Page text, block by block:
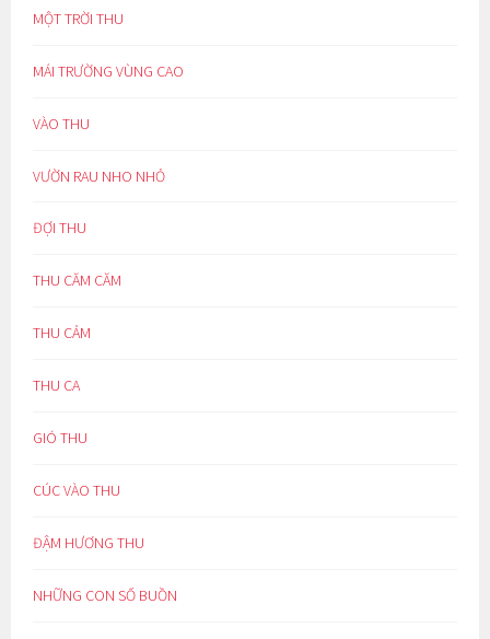
MỘT TRỜI THU
MÁI TRƯỜNG VÙNG CAO
VÀO THU
VƯỜN RAU NHO NHỎ
ĐỢI THU
THU CĂM CĂM
THU CẢM
THU CA
GIÓ THU
CÚC VÀO THU
ĐẬM HƯƠNG THU
NHỮNG CON SỐ BUỒN